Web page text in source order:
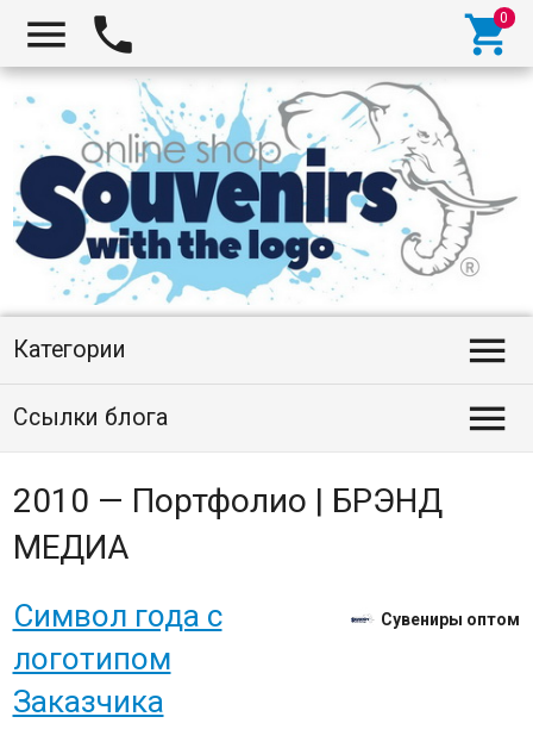
  
Категории 
Ссылки блога 
2010 — Портфолио | БРЭНД
МЕДИА
Символ года с
логотипом
Заказчика
Сувениры оптом